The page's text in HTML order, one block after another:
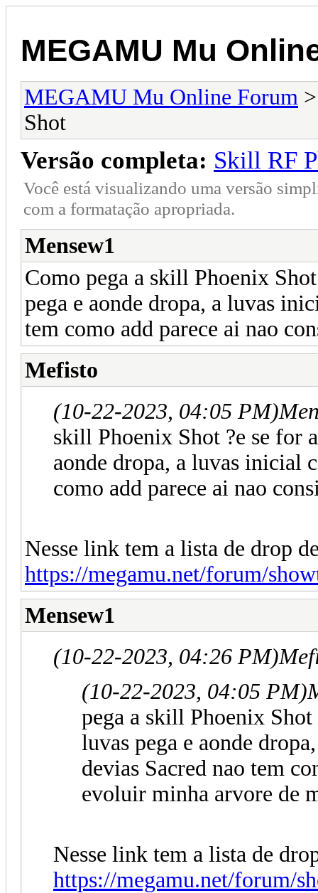
MEGAMU Mu
MEGAMU Mu Online Forum
Shot
Versão completa: Skill RF
Você está visualizando uma versão
com a formatação apropriada.
Mensew1
Como pega a skill Phoenix
pega e aonde dropa, a luvas
tem como add parece ai nao
Mefisto
(10-22-2023, 04:05 PM)
skill Phoenix Shot ?e se for
aonde dropa, a luvas inicial
como add parece ai nao
Nesse link tem a lista de drop
https://megamu.net/forum/
Mensew1
(10-22-2023, 04:26 PM)
(10-22-2023, 04:05 PM)
pega a skill Phoenix
luvas pega e aonde
devias Sacred nao tem
evoluir minha arvore de
Nesse link tem a lista de
https://megamu.net/forum/